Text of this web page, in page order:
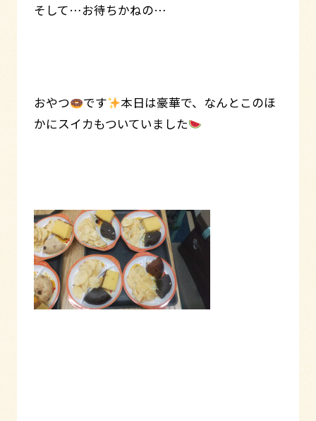
そして…お待ちかねの…
おやつ です
本日は豪華で、なんとこのほ
かにスイカもついていました